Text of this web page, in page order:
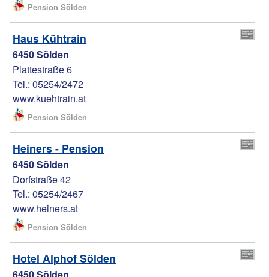
Pension Sölden
Haus Kühtrain
6450 Sölden
Plattestraße 6
Tel.: 05254/2472
www.kuehtrain.at
Pension Sölden
Heiners - Pension
6450 Sölden
Dorfstraße 42
Tel.: 05254/2467
www.heiners.at
Pension Sölden
Hotel Alphof Sölden
6450 Sölden